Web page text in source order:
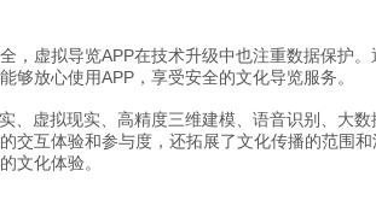
，虚拟导览APP在技术升级中也注重数据保护
够放心使用APP，享受安全的文化导览服务。
、虚拟现实、高精度三维建模、语音识别、大
交互体验和参与度，还拓展了文化传播的范围
文化体验。